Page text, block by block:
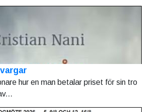
hur en man betalar priset för sin tro